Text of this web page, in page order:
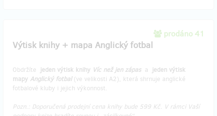
prodáno 41
Výtisk knihy + mapa Anglický fotbal
Obdržíte jeden výtisk knihy Víc než jen zápas a jeden výtisk
mapy Anglický fotbal (ve velikosti A2), která shrnuje anglické
fotbalové kluby i jejich výkonnost.
Pozn.: Doporučená prodejní cena knihy bude 599 Kč. V rámci Vaší